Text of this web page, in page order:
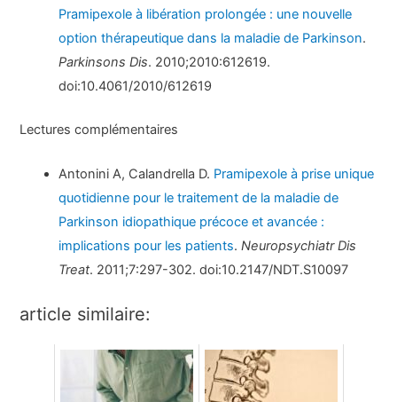
Pramipexole à libération prolongée : une nouvelle
option thérapeutique dans la maladie de Parkinson.
Parkinsons Dis. 2010;2010:612619.
doi:10.4061/2010/612619
Lectures complémentaires
Antonini A, Calandrella D. Pramipexole à prise unique
quotidienne pour le traitement de la maladie de
Parkinson idiopathique précoce et avancée :
implications pour les patients.Neuropsychiatr Dis
Treat. 2011;7:297-302. doi:10.2147/NDT.S10097
article similaire: